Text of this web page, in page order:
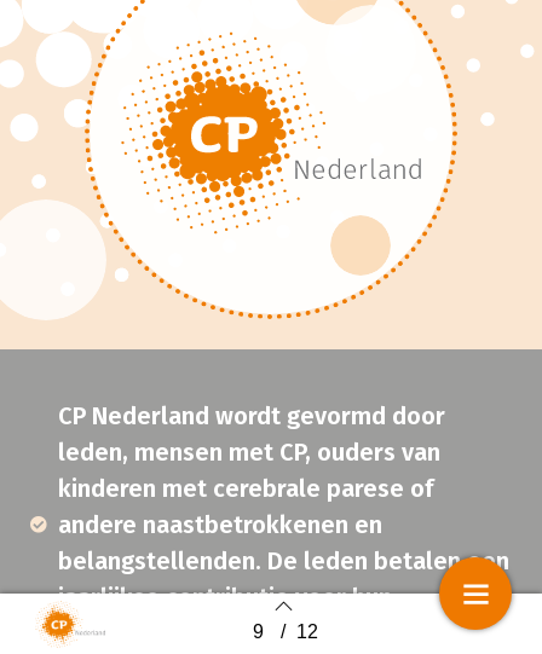
Back to index 9 / 12
CP Nederland wordt gevormd door
leden, mensen met CP, ouders van
kinderen met cerebrale parese of
andere naastbetrokkenen en
belangstellenden. De leden betalen een
jaarlijkse contributie voor hun
lidmaatschap.